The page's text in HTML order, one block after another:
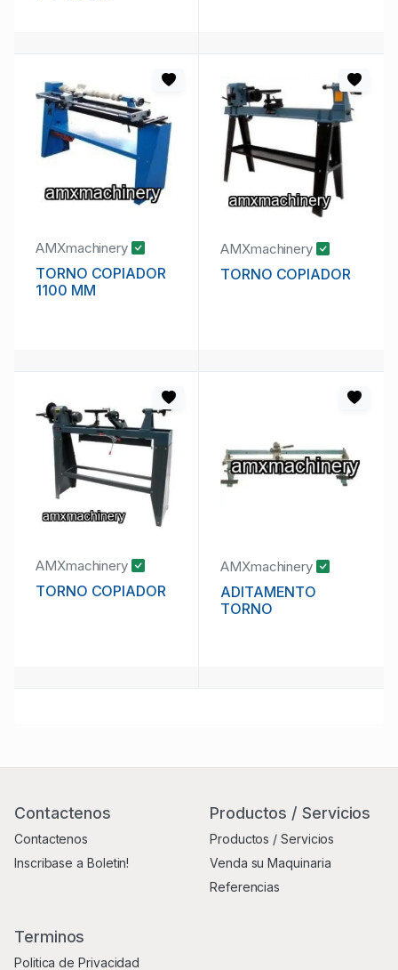
AMXmachinery
TORNO COPIADOR
1100 MM
AMXmachinery
TORNO COPIADOR
AMXmachinery
TORNO COPIADOR
AMXmachinery
ADITAMENTO
TORNO
Contactenos
Contactenos
Inscribase a Boletin!
Productos / Servicios
Productos / Servicios
Venda su Maquinaria
Referencias
Terminos
Politica de Privacidad